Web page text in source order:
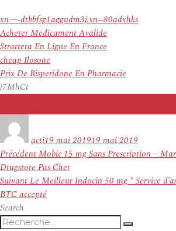
xn—-dtbbfsg1aggudm3j.xn--80adxhks
Acheter Medicament Avalide
Strattera En Ligne En France
cheap Ilosone
Prix De Risperidone En Pharmacie
j7MhCt
actile
19 mai 201919 mai 2019
Navigation
de
l’article
PrécédentArticle
précédent :
Mobic 15 mg Sans Prescription –
Drugstore Pas Cher
SuivantArticle
suivant :
Le Meilleur Indocin 50 mg * Service
BTC accepté
Search
Recherche
Recherche